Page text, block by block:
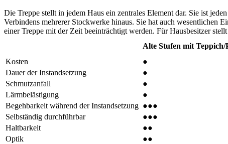
Die Treppe stellt in jedem Haus ein zentrales Element dar. Sie ist
Verbindens mehrerer Stockwerke hinaus. Sie hat auch wesentlichen
einer Treppe mit der Zeit beeinträchtigt werden. Für Hausbesitzer
Alte Stufen mit
Kosten
●
Dauer der Instandsetzung
●
Schmutzanfall
●
Lärmbelästigung
●
Begehbarkeit während der Instandsetzung ●●●
Selbständig durchführbar
●●●
Haltbarkeit
●●
Optik
●●